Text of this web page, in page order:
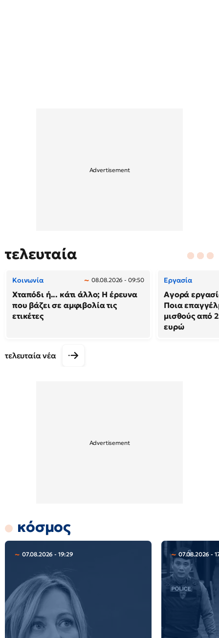
τελευταία
Κοινωνία 08.08.2026 - 09:50
Χταπόδι ή... κάτι άλλο; Η έρευνα
που βάζει σε αμφιβολία τις
ετικέτες
Εργασία
Αγορά
Ποια
μισθούς από
ευρώ
τελευταία νέα
κόσμος
07.08.2026 - 19:29 07.08.2026 -